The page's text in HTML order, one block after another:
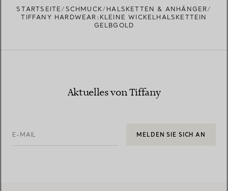
STARTSEITE SCHMUCK
HALSKETTEN & ANHÄNGER
TIFFANY HARDWEAR:KLEINE WICKELHALSKETTEIN
GELBGOLD
Aktuelles von Tiffany
E-MAIL MELDEN SIE SICH AN